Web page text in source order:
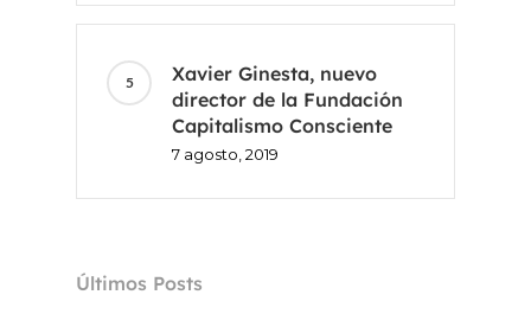
Xavier Ginesta, nuevo
director de la Fundación
Capitalismo Consciente
7 agosto, 2019
Últimos Posts